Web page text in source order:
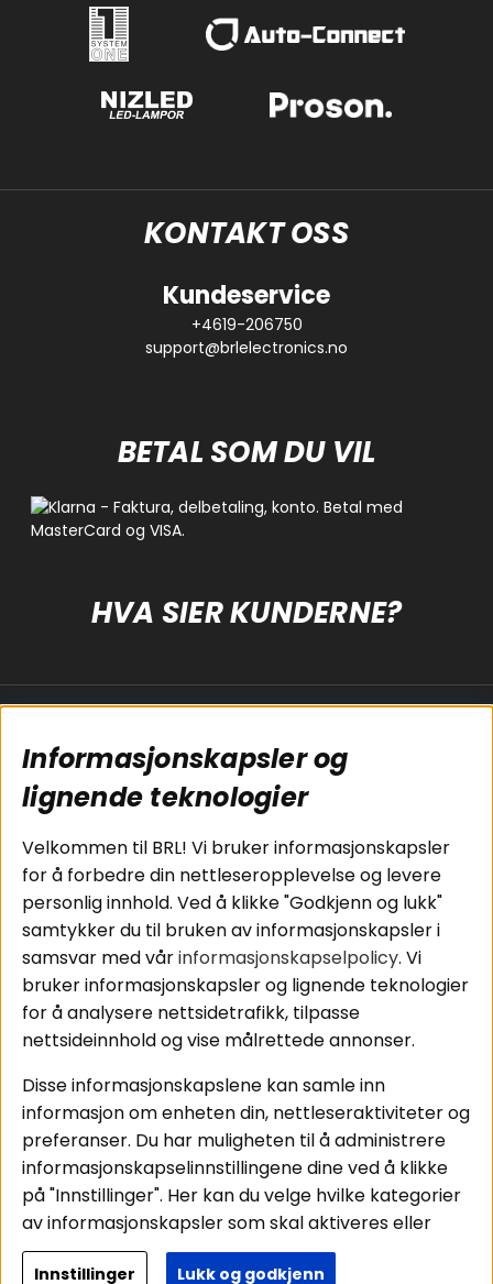
KONTAKT OSS
Kundeservice
+4619-206750
support@brlelectronics.no
BETAL SOM DU VIL
HVA SIER KUNDERNE?
Koblingsguide for
subwoofers
Tilkobling av
bilforsterker
Koblingsguide for
midbasser
Butikker
Våre ambassadører
- Team BRL
Cookies
Kjøpsvilkår
Personvernpolicy
Service / Garanti /
Retur
Billyd
Lyd til hjemmet
Pakkeløsninger
Hva passer i bilen
Instagram
Facebook
Youtube
Tiktok
Informasjonskapsler og
lignende teknologier
Velkommen til BRL! Vi bruker informasjonskapsler
for å forbedre din nettleseropplevelse og levere
personlig innhold. Ved å klikke "Godkjenn og lukk"
samtykker du til bruken av informasjonskapsler i
samsvar med vårinformasjonskapselpolicy. Vi
bruker informasjonskapsler og lignende teknologier
for å analysere nettsidetrafikk, tilpasse
nettsideinnhold og vise målrettede annonser.
Disse informasjonskapslene kan samle inn
informasjon om enheten din, nettleseraktiviteter og
preferanser. Du har muligheten til å administrere
informasjonskapselinnstillingene dine ved å klikke
på "Innstillinger". Her kan du velge hvilke kategorier
av informasjonskapsler som skal aktiveres eller
deaktiveres. Vær oppmerksom på at deaktivering
av noen informasjonskapsler kan påvirke
Innstillinger Lukk og godkjenn